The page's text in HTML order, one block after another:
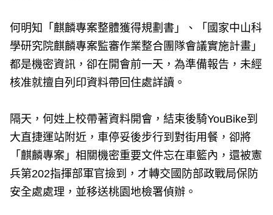
何明知「麒麟專案整體獲得規劃書」、「國家中山科
學研究院麒麟專案監審作業整合團隊會議實施計畫」
都是機密資訊，卻在開會前一天，為準備報告，未經
核准就擅自列印資料帶回住處詳讀。
隔天，何姓上校帶著資料開會，結束後騎YouBike到
大直捷運站附近，車停妥後步行到對街用餐，卻將
「麒麟專案」相關機密重要文件忘在車籃內，還被憲
兵第202指揮部軍官撿到，才轉交國防部政戰局保防
安全處處理，並移送桃園地檢署偵辦。